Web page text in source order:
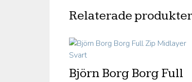
Relaterade produkter
Björn Borg Borg Full